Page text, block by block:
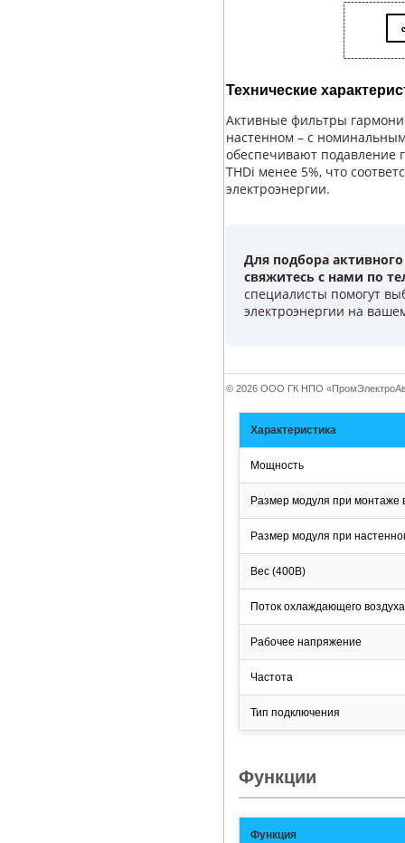
Технические
Активные фильтры
настенном – с
обеспечивают подавление
THDi менее 5%, что
электроэнергии.
Для подбора
свяжитесь с нами по
специалисты помогут
электроэнергии на
© 2026 ООО ГК НПО
Характеристика
Мощность
Размер модуля при монтаже
Размер модуля при
Вес (400В)
Поток охлаждающего
Рабочее напряжение
Частота
Тип подключения
Функции
Функция